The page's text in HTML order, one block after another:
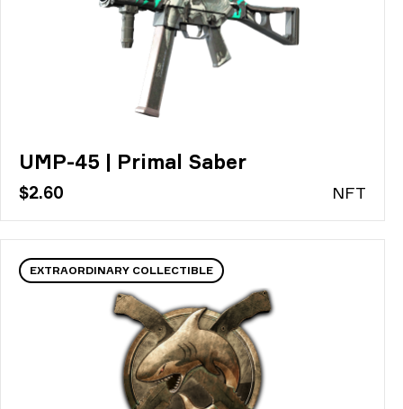
UMP-45 | Primal Saber
$2.60 NFT
EXTRAORDINARY COLLECTIBLE